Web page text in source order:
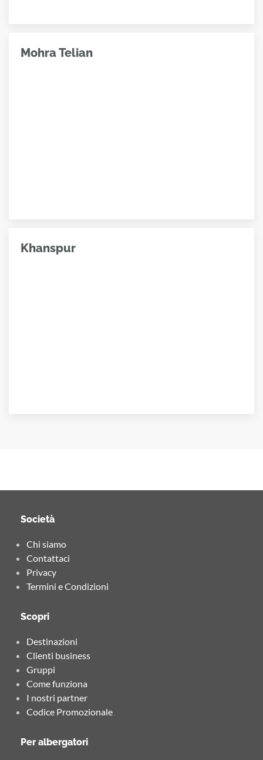
Mohra Telian
Khanspur
Società
Chi siamo
Contattaci
Privacy
Termini e Condizioni
Scopri
Destinazioni
Clienti business
Gruppi
Come funziona
I nostri partner
Codice Promozionale
Per albergatori